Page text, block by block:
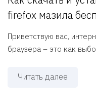
firefox мазила
Приветствую вас,
браузера – это как
Читать далее